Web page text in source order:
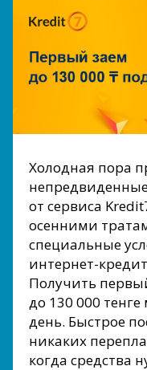
Холодная пора
от сервиса
осенними
специальные
интернет-
Получить
до 130 000 тенге
день. Быстрое
никаких
когда средства